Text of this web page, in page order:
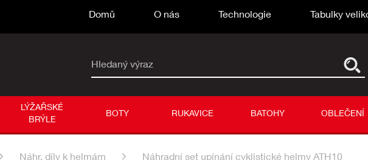
Domů O nás Technologie Tabulky
Hledaný výraz
LÝŽAŘSKÉ
BRÝLE
BOTY RUKAVICE BATOHY OBLEČENÍ